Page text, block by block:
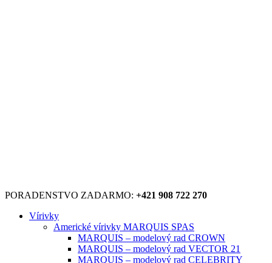
PORADENSTVO ZADARMO: +421 908 722 270
Vírivky
Americké vírivky MARQUIS SPAS
MARQUIS – modelový rad CROWN
MARQUIS – modelový rad VECTOR 21
MARQUIS – modelový rad CELEBRITY